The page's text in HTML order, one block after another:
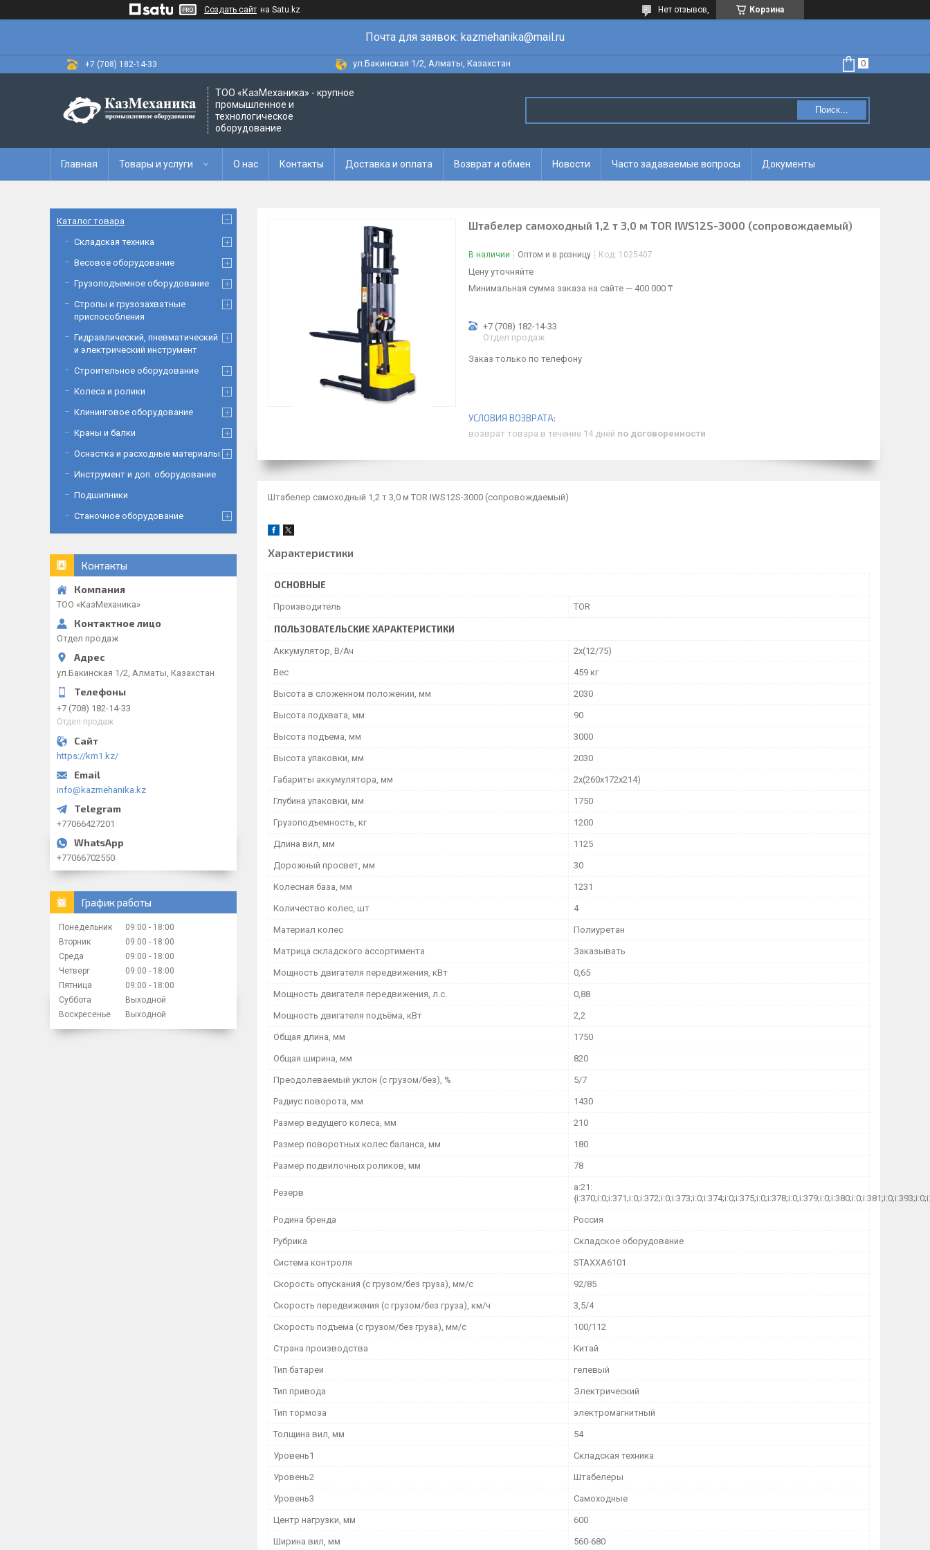
Создать сайт на Satu.kz Корзина
Нет отзывов,
Почта для заявок: kazmehanika@mail.ru
+7 (708) 182-14-33 ул.Бакинская 1/2, Алматы, Казахстан
ТОО «‎КазМеханика» - крупное
промышленное и
технологическое
оборудование
Поиск...
Главная Товары и услуги О нас Контакты Доставка и оплата Возврат и обмен Новости Часто задаваемые вопросы Документы
Штабелер самоходный 1,2 т 3,0 м TOR IWS12S-3000 (сопровождаемый)
В наличии Оптом и в розницу Код: 1025407
Цену уточняйте
Минимальная сумма заказа на сайте — 400 000 ₸
+7 (708) 182-14-33
Отдел продаж
Заказ только по телефону
возврат товара в течение 14 дней по договоренности
Штабелер самоходный 1,2 т 3,0 м TOR IWS12S-3000 (сопровождаемый)
Характеристики
ОСНОВНЫЕ
Производитель TOR
ПОЛЬЗОВАТЕЛЬСКИЕ ХАРАКТЕРИСТИКИ
Аккумулятор, В/Ач 2х(12/75)
Вес 459 кг
Высота в сложенном положении, мм 2030
Высота подхвата, мм 90
Высота подъема, мм 3000
Высота упаковки, мм 2030
Габариты аккумулятора, мм 2х(260х172х214)
Глубина упаковки, мм 1750
Грузоподъемность, кг 1200
Длина вил, мм 1125
Дорожный просвет, мм 30
Колесная база, мм 1231
Количество колес, шт 4
Материал колес Полиуретан
Матрица складского ассортимента Заказывать
Мощность двигателя передвижения, кВт 0,65
Мощность двигателя передвижения, л.с. 0,88
Мощность двигателя подъёма, кВт 2,2
Общая длина, мм 1750
Общая ширина, мм 820
Преодолеваемый уклон (с грузом/без), % 5/7
Радиус поворота, мм 1430
Размер ведущего колеса, мм 210
Размер поворотных колес баланса, мм 180
Размер подвилочных роликов, мм 78
Резерв
a:21:
Родина бренда Россия
Рубрика Складское оборудование
Система контроля STAXXA6101
Скорость опускания (с грузом/без груза), мм/с 92/85
Скорость передвижения (с грузом/без груза), км/ч 3,5/4
Скорость подъема (с грузом/без груза), мм/с 100/112
Страна производства Китай
Тип батареи гелевый
Тип привода Электрический
Тип тормоза электромагнитный
Толщина вил, мм 54
Уровень1 Складская техника
Уровень2 Штабелеры
Уровень3 Самоходные
Центр нагрузки, мм 600
Ширина вил, мм 560-680
Каталог товара
Складская техника
Весовое оборудование
Грузоподъемное оборудование
Стропы и грузозахватные
приспособления
Гидравлический, пневматический
и электрический инструмент
Строительное оборудование
Колеса и ролики
Клининговое оборудование
Краны и балки
Оснастка и расходные материалы
Инструмент и доп. оборудование
Подшипники
Станочное оборудование
Контакты
ТОО «‎КазМеханика»
Отдел продаж
ул.Бакинская 1/2, Алматы, Казахстан
+7 (708) 182-14-33
Отдел продаж
https://km1.kz/
info@kazmehanika.kz
+77066427201
+77066702550
График работы
Понедельник 09:00
18:00
Вторник
09:00
18:00
Среда
09:00
18:00
Четверг
09:00
18:00
Пятница
09:00
18:00
Суббота
Выходной
Воскресенье
Выходной